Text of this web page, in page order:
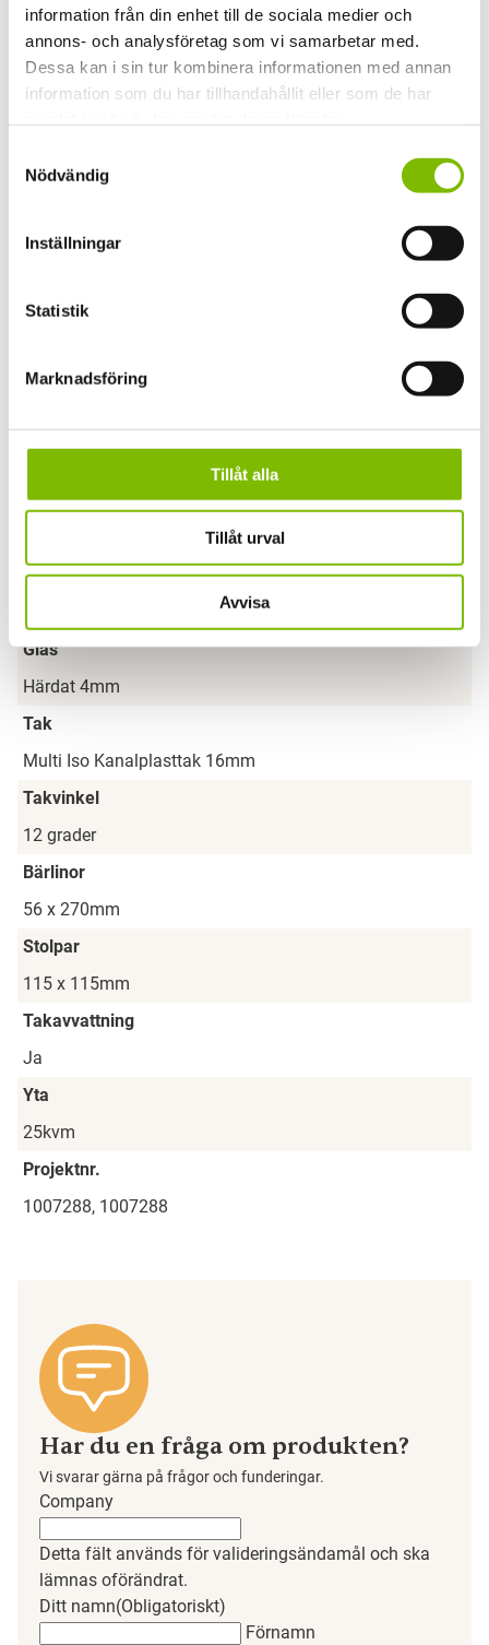
information från din enhet till de sociala medier och
annons- och analysföretag som vi samarbetar med.
Dessa kan i sin tur kombinera informationen med annan
information som du har tillhandahållit eller som de har
Nödvändig
Inställningar
Statistik
Marknadsföring
Tillåt alla
Tillåt urval
Avvisa
solo-monteringsanvisning-20230704.pdf
solo-produktblad-23.pdf
multi-iso-kanalplasttak-produktblad-2024-10-14
monteringsanvisning-multi-iso-kanalplasttak-pulpet-2024-
7000 × 3500 × 3037 mm
Limträstomme 115
Sommar
Taktyp
Uterumstyp
Uterum Fristående, Uterum Attefallshus
Glaspartier
Glas
Härdat 4mm
Tak
Multi Iso Kanalplasttak 16mm
Takvinkel
12 grader
Bärlinor
56 x 270mm
Stolpar
115 x 115mm
Takavvattning
Ja
Yta
25kvm
Projektnr.
1007288, 1007288
Har du en fråga om produkten?
Vi svarar gärna på frågor och funderingar.
Company
Detta fält används för valideringsändamål och ska
lämnas oförändrat.
Ditt namn(Obligatoriskt)
Förnamn